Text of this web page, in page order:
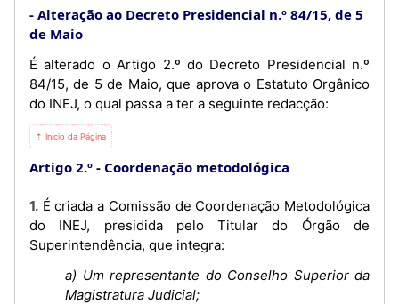
Alteração ao Decreto Presidencial n.º 84/15, de 5
de Maio
É alterado o Artigo 2.º do Decreto Presidencial n.º
84/15, de 5 de Maio, que aprova o Estatuto Orgânico
do INEJ, o qual passa a ter a seguinte redacção:
⇡ Início da Página
Artigo 2.º Coordenação metodológica
1. É criada a Comissão de Coordenação Metodológica
do INEJ, presidida pelo Titular do Órgão de
Superintendência, que integra:
a) Um representante do Conselho Superior da
Magistratura Judicial;